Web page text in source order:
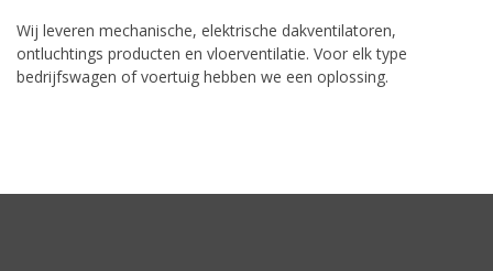
Wij leveren mechanische, elektrische dakventilatoren,
ontluchtings producten en vloerventilatie. Voor elk type
bedrijfswagen of voertuig hebben we een oplossing.